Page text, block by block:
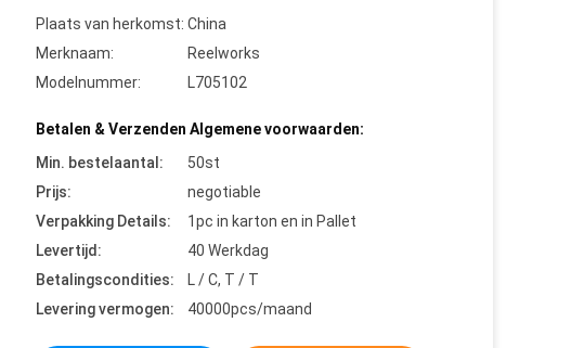
Plaats van herkomst: China
Merknaam:
Reelworks
Modelnummer:
L705102
Betalen & Verzenden Algemene voorwaarden:
Min. bestelaantal:
50st
Prijs:
negotiable
Verpakking Details:
1pc in karton en in Pallet
Levertijd:
40 Werkdag
Betalingscondities:
L / C, T / T
Levering vermogen:
40000pcs/maand